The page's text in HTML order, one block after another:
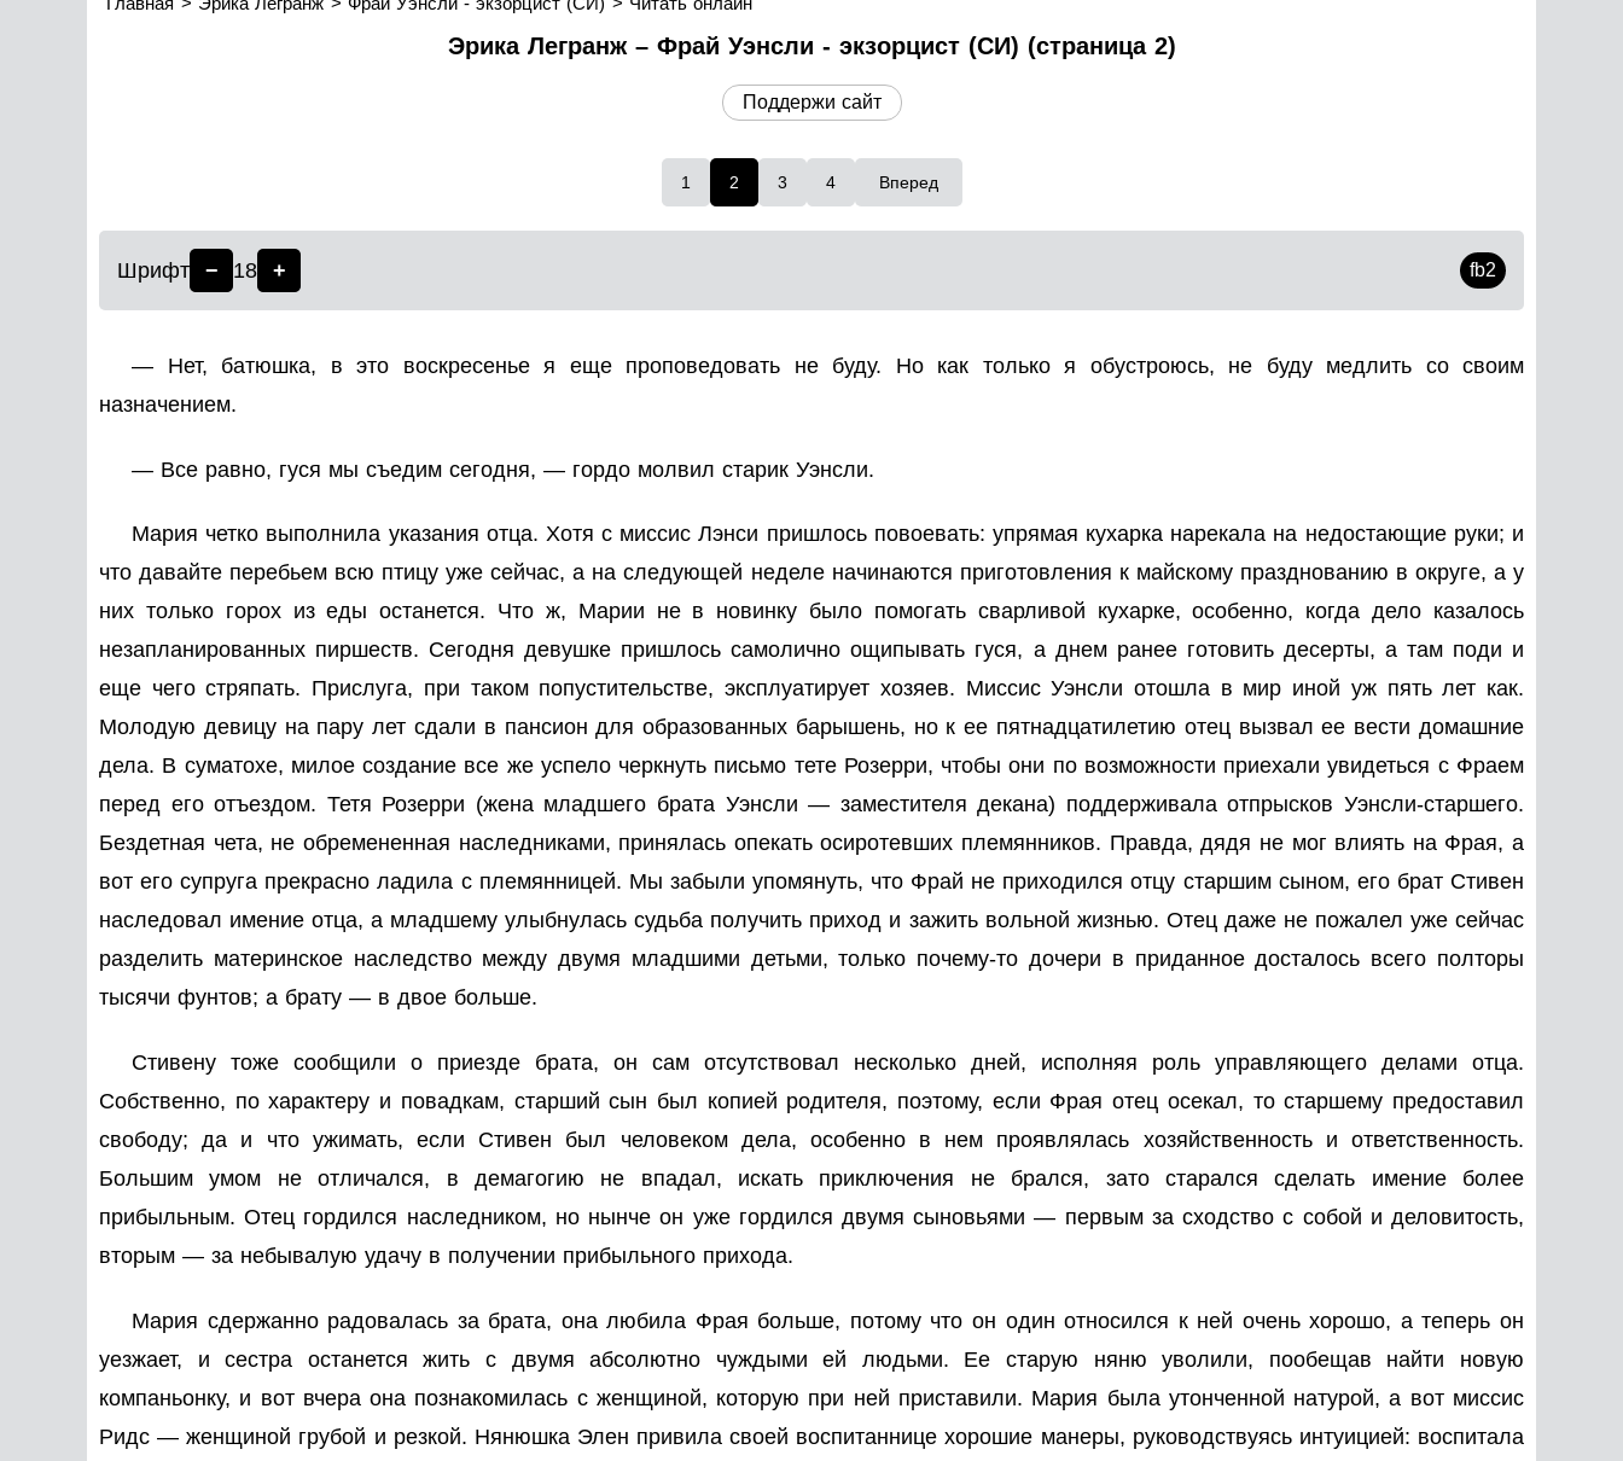
Эрика Легранж – Фрай Уэнсли - экзорцист (СИ) (страница 2)
Поддержи сайт
1 2 3 4 Вперед
Шрифт − 18 + fb2
— Нет, батюшка, в это воскресенье я еще проповедовать не буду. Но как только я обустроюсь, не буду медлить со своим
назначением.
— Все равно, гуся мы съедим сегодня, — гордо молвил старик Уэнсли.
Мария четко выполнила указания отца. Хотя с миссис Лэнси пришлось повоевать: упрямая кухарка нарекала на недостающие руки; и
что давайте перебьем всю птицу уже сейчас, а на следующей неделе начинаются приготовления к майскому празднованию в округе, а у
них только горох из еды останется. Что ж, Марии не в новинку было помогать сварливой кухарке, особенно, когда дело казалось
незапланированных пиршеств. Сегодня девушке пришлось самолично ощипывать гуся, а днем ранее готовить десерты, а там поди и
еще чего стряпать. Прислуга, при таком попустительстве, эксплуатирует хозяев. Миссис Уэнсли отошла в мир иной уж пять лет как.
Молодую девицу на пару лет сдали в пансион для образованных барышень, но к ее пятнадцатилетию отец вызвал ее вести домашние
дела. В суматохе, милое создание все же успело черкнуть письмо тете Розерри, чтобы они по возможности приехали увидеться с Фраем
перед его отъездом. Тетя Розерри (жена младшего брата Уэнсли — заместителя декана) поддерживала отпрысков Уэнсли-старшего.
Бездетная чета, не обремененная наследниками, принялась опекать осиротевших племянников. Правда, дядя не мог влиять на Фрая, а
вот его супруга прекрасно ладила с племянницей. Мы забыли упомянуть, что Фрай не приходился отцу старшим сыном, его брат Стивен
наследовал имение отца, а младшему улыбнулась судьба получить приход и зажить вольной жизнью. Отец даже не пожалел уже сейчас
разделить материнское наследство между двумя младшими детьми, только почему-то дочери в приданное досталось всего полторы
тысячи фунтов; а брату — в двое больше.
Стивену тоже сообщили о приезде брата, он сам отсутствовал несколько дней, исполняя роль управляющего делами отца.
Собственно, по характеру и повадкам, старший сын был копией родителя, поэтому, если Фрая отец осекал, то старшему предоставил
свободу; да и что ужимать, если Стивен был человеком дела, особенно в нем проявлялась хозяйственность и ответственность.
Большим умом не отличался, в демагогию не впадал, искать приключения не брался, зато старался сделать имение более
прибыльным. Отец гордился наследником, но нынче он уже гордился двумя сыновьями — первым за сходство с собой и деловитость,
вторым — за небывалую удачу в получении прибыльного прихода.
Мария сдержанно радовалась за брата, она любила Фрая больше, потому что он один относился к ней очень хорошо, а теперь он
уезжает, и сестра останется жить с двумя абсолютно чуждыми ей людьми. Ее старую няню уволили, пообещав найти новую
компаньонку, и вот вчера она познакомилась с женщиной, которую при ней приставили. Мария была утонченной натурой, а вот миссис
Ридс — женщиной грубой и резкой. Нянюшка Элен привила своей воспитаннице хорошие манеры, руководствуясь интуицией: воспитала